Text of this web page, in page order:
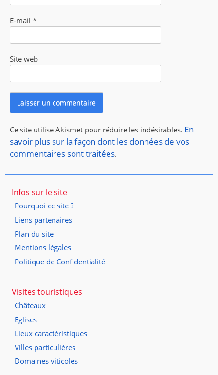
E-mail *
Site web
Ce site utilise Akismet pour réduire les indésirables. En
savoir plus sur la façon dont les données de vos
commentaires sont traitées.
Infos sur le site
Pourquoi ce site ?
Liens partenaires
Plan du site
Mentions légales
Politique de Confidentialité
Visites touristiques
Châteaux
Eglises
Lieux caractéristiques
Villes particulières
Domaines viticoles